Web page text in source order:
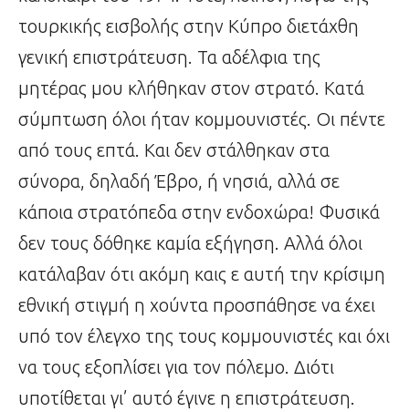
τουρκικής εισβολής στην Κύπρο διετάχθη
γενική επιστράτευση. Τα αδέλφια της
μητέρας μου κλήθηκαν στον στρατό. Κατά
σύμπτωση όλοι ήταν κομμουνιστές. Οι πέντε
από τους επτά. Και δεν στάλθηκαν στα
σύνορα, δηλαδή Έβρο, ή νησιά, αλλά σε
κάποια στρατόπεδα στην ενδοχώρα! Φυσικά
δεν τους δόθηκε καμία εξήγηση. Αλλά όλοι
κατάλαβαν ότι ακόμη καις ε αυτή την κρίσιμη
εθνική στιγμή η χούντα προσπάθησε να έχει
υπό τον έλεγχο της τους κομμουνιστές και όχι
να τους εξοπλίσει για τον πόλεμο. Διότι
υποτίθεται γι’ αυτό έγινε η επιστράτευση.